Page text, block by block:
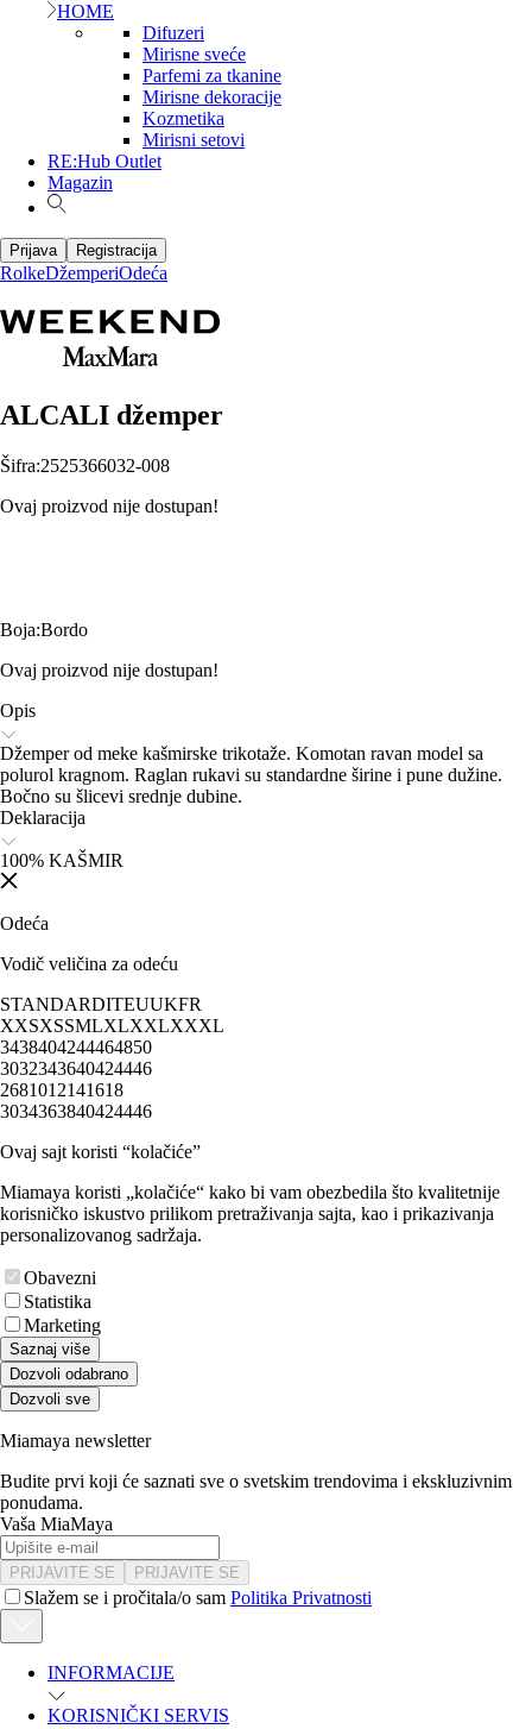
HOME
Difuzeri
Mirisne sveće
Parfemi za tkanine
Mirisne dekoracije
Kozmetika
Mirisni setovi
RE:Hub Outlet
Magazin
Prijava Registracija
RolkeDžemperiOdeća
ALCALI džemper
Šifra:2525366032-008
Ovaj proizvod nije dostupan!
Boja:Bordo
Ovaj proizvod nije dostupan!
Opis
Džemper od meke kašmirske trikotaže. Komotan ravan model sa
polurol kragnom. Raglan rukavi su standardne širine i pune dužine.
Bočno su šlicevi srednje dubine.
Deklaracija
100% KAŠMIR
Odeća
Vodič veličina za odeću
STANDARDITEUUKFR
XXSXSSMLXLXXLXXXL
3438404244464850
3032343640424446
2681012141618
3034363840424446
Ovaj sajt koristi “kolačiće”
Miamaya koristi „kolačiće“ kako bi vam obezbedila što kvalitetnije
korisničko iskustvo prilikom pretraživanja sajta, kao i prikazivanja
personalizovanog sadržaja.
Obavezni
Statistika
Marketing
Saznaj više
Dozvoli odabrano
Dozvoli sve
Miamaya newsletter
Budite prvi koji će saznati sve o svetskim trendovima i ekskluzivnim
ponudama.
Vaša MiaMaya
PRIJAVITE SE PRIJAVITE SE
Slažem se i pročitala/o sam Politika Privatnosti
INFORMACIJE
KORISNIČKI SERVIS